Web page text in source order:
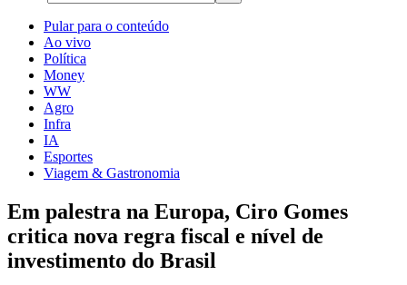
Pular para o conteúdo
Ao vivo
Política
Money
WW
Agro
Infra
IA
Esportes
Viagem & Gastronomia
Em palestra na Europa, Ciro Gomes
critica nova regra fiscal e nível de
investimento do Brasil